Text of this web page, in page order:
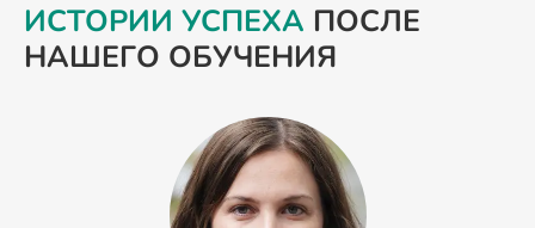
ИСТОРИИ УСПЕХА ПОСЛЕ
НАШЕГО ОБУЧЕНИЯ